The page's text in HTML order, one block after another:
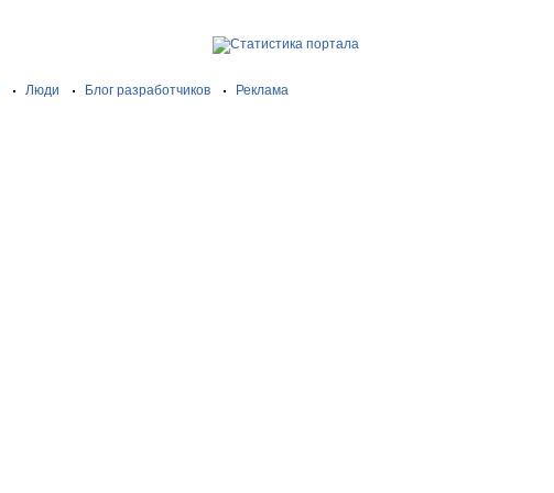
Люди Блог разработчиков
Реклама